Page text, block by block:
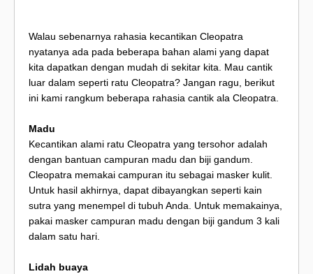
Walau sebenarnya rahasia kecantikan Cleopatra
nyatanya ada pada beberapa bahan alami yang dapat
kita dapatkan dengan mudah di sekitar kita. Mau cantik
luar dalam seperti ratu Cleopatra? Jangan ragu, berikut
ini kami rangkum beberapa rahasia cantik ala Cleopatra.
Madu
Kecantikan alami ratu Cleopatra yang tersohor adalah
dengan bantuan campuran madu dan biji gandum.
Cleopatra memakai campuran itu sebagai masker kulit.
Untuk hasil akhirnya, dapat dibayangkan seperti kain
sutra yang menempel di tubuh Anda. Untuk memakainya,
pakai masker campuran madu dengan biji gandum 3 kali
dalam satu hari.
Lidah buaya